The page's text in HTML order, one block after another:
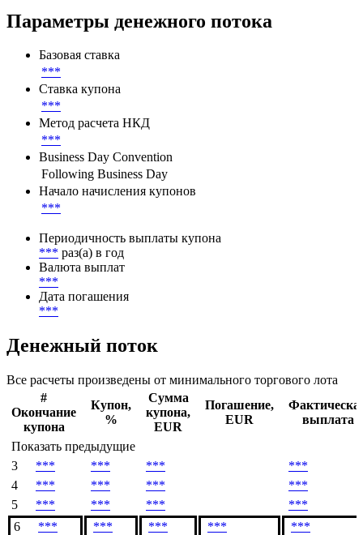
Параметры денежного потока
Базовая ставка
***
Ставка купона
***
Метод расчета НКД
***
Business Day Convention
Following Business Day
Начало начисления купонов
***
Периодичность выплаты купона
*** раз(а) в год
Валюта выплат
***
Дата погашения
***
Денежный поток
Все расчеты произведены от минимального торгового лота
#
Окончание
купона
Купон,
%
Сумма
купона,
EUR
Погашение,
EUR
выплата
Показать предыдущие
3
*** *** ***
***
4
*** *** ***
***
5
*** *** ***
***
6
*** *** *** ***
***